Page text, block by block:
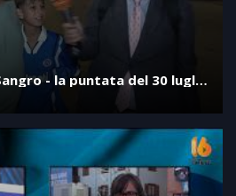
- la puntata del 30 luglio